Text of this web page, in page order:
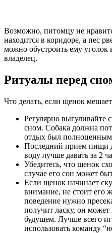
Возможно, питомцу не
находится в коридоре, а пес
можно обустроить ему уголок
владелец.
Ритуалы перед
Что делать, если щенок
Регулярно выгуливайте
сном. Собака должна
отдых был
Последний прием пищи
воду лучше давать за 2
Убедитесь, что щенок
случае его сон может
Если щенок начинает
внимание, не стоит его
поведение нужно
получит ласку, он может
будущем. Лучше всего
использовать команду